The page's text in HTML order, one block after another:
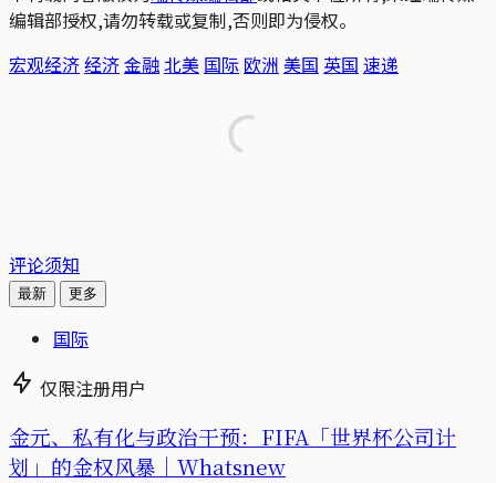
编辑部授权,请勿转载或复制,否则即为侵权。
宏观经济经济金融北美 国际 欧洲 美国 英国 速递
评论须知
最新 更多
国际
仅限注册用户
金元、私有化与政治干预：FIFA「世界杯公司计
划」的金权风暴｜Whatsnew